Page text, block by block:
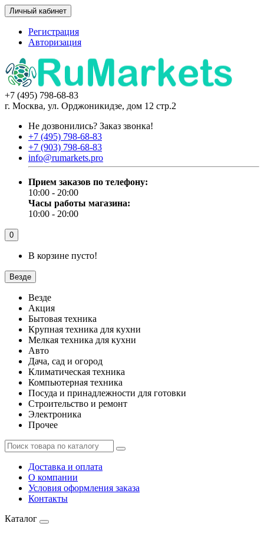
Личный кабинет
Регистрация
Авторизация
+7 (495) 798-68-83
г. Москва, ул. Орджоникидзе, дом 12 стр.2
Не дозвонились? Заказ звонка!
+7 (495) 798-68-83
+7 (903) 798-68-83
info@rumarkets.pro
Прием заказов по телефону:
10:00 - 20:00
Часы работы магазина:
10:00 - 20:00
0
В корзине пусто!
Везде
Везде
Акция
Бытовая техника
Крупная техника для кухни
Мелкая техника для кухни
Авто
Дача, сад и огород
Климатическая техника
Компьютерная техника
Посуда и принадлежности для готовки
Строительство и ремонт
Электроника
Прочее
Доставка и оплата
О компании
Условия оформления заказа
Контакты
Каталог